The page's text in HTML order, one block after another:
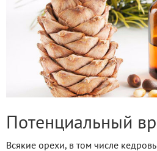
Потенциальный
Всякие орехи, в том числе